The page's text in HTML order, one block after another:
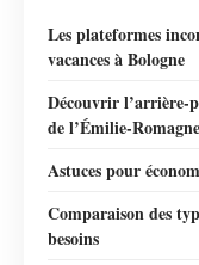
Les plateformes
vacances à Bologne
Découvrir l’arrière-
de l’Émilie-Romagne
Astuces pour
Comparaison des
besoins